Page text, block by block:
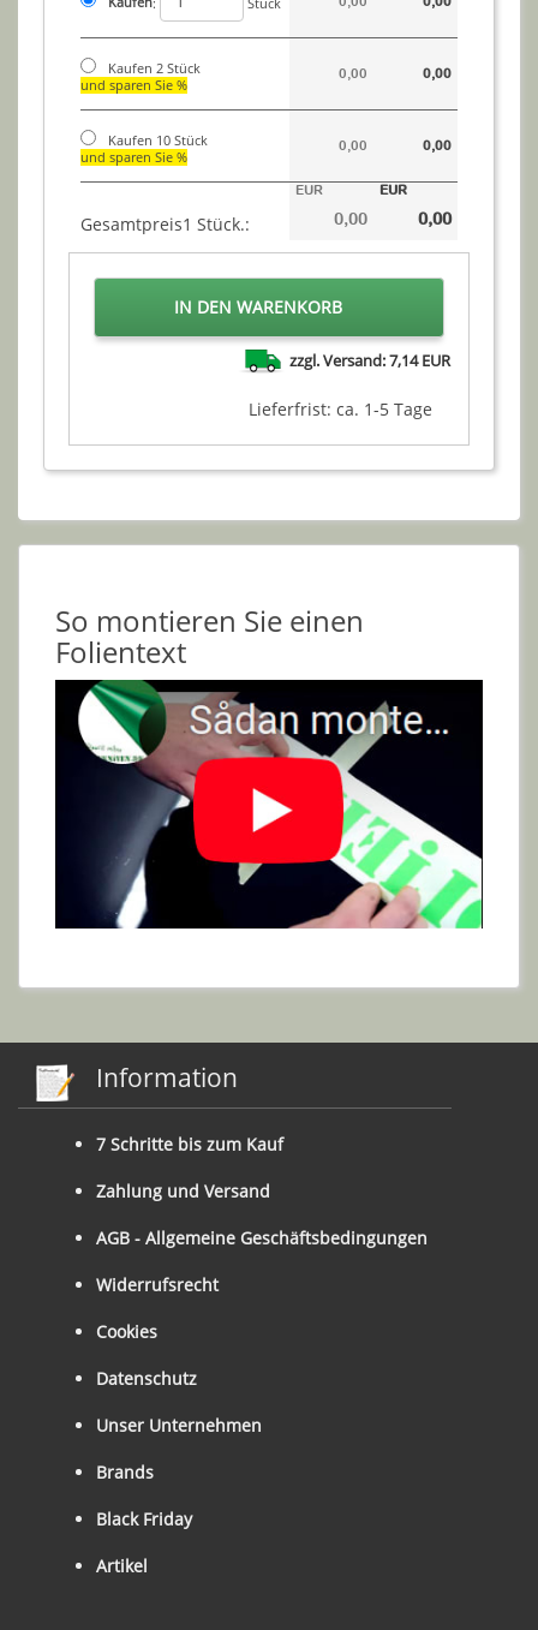
Kaufen 2 Stück
und sparen Sie %
0,00 0,00
Kaufen 10 Stück
und sparen Sie %
0,00 0,00
EUR EUR
Gesamtpreis1 Stück.: 0,00 0,00
IN DEN WARENKORB
zzgl. Versand: 7,14 EUR
Lieferfrist: ca. 1-5 Tage
So montieren Sie einen
Folientext
Information
7 Schritte bis zum Kauf
Zahlung und Versand
AGB - Allgemeine Geschäftsbedingungen
Widerrufsrecht
Cookies
Datenschutz
Unser Unternehmen
Brands
Black Friday
Artikel